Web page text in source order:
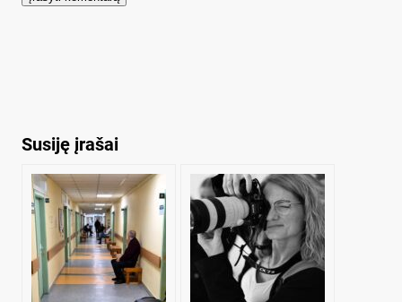
Susiję įrašai